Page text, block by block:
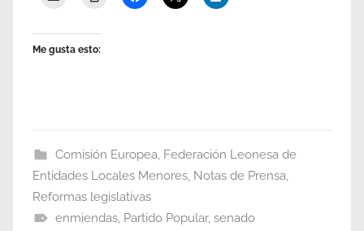
Me gusta esto:
Comisión Europea, Federación Leonesa de
Entidades Locales Menores, Notas de Prensa,
Reformas legislativas
enmiendas, Partido Popular, senado